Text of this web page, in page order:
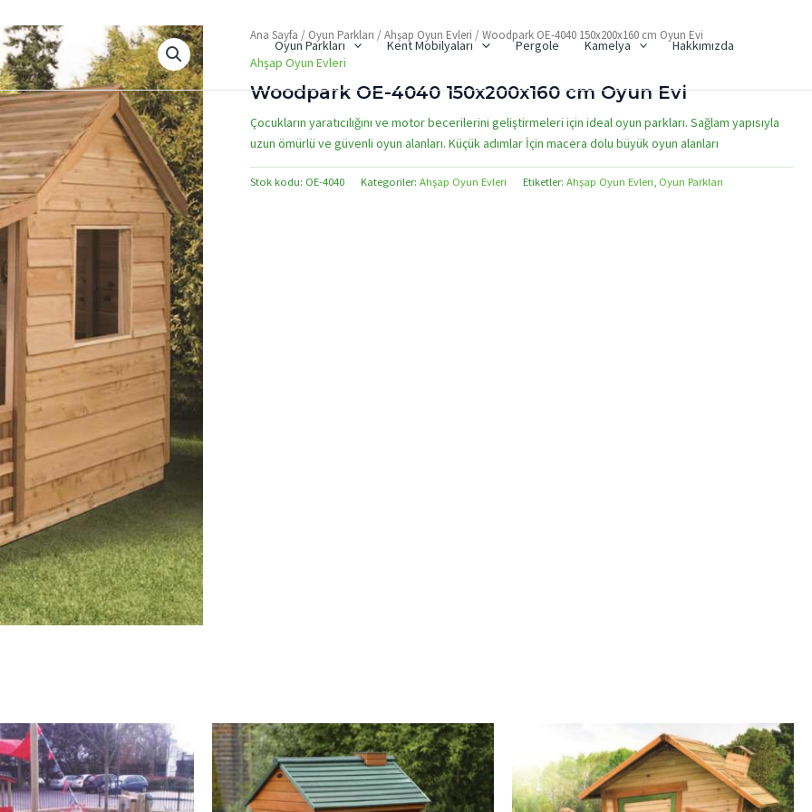
Oyun Parkları
Kent Mobilyaları Pergole Kamelya Hakkımızda
Ana Sayfa / Oyun Parkları /Ahşap Oyun Evleri / Woodpark OE-4040 150x200x160 cm Oyun Evi
Ahşap Oyun Evleri
Woodpark OE-4040 150x200x160 cm Oyun Evi
Çocukların yaratıcılığını ve motor becerilerini geliştirmeleri için ideal oyun parkları. Sağlam yapısıyla
uzun ömürlü ve güvenli oyun alanları. Küçük adımlar İçin macera dolu büyük oyun alanları
Stok kodu: OE-4040 Kategoriler:Ahşap Oyun Evleri Etiketler:Ahşap Oyun Evleri, Oyun Parkları